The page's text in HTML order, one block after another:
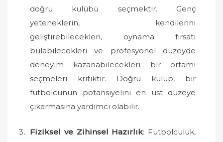
doğru kulübü seçmektir. Genç
yeteneklerin, kendilerini
geliştirebilecekleri, oynama fırsatı
bulabilecekleri ve profesyonel düzeyde
deneyim kazanabilecekleri bir ortamı
seçmeleri kritiktir. Doğru kulüp, bir
futbolcunun potansiyelini en üst düzeye
çıkarmasına yardımcı olabilir.
Fiziksel ve Zihinsel Hazırlık: Futbolculuk,